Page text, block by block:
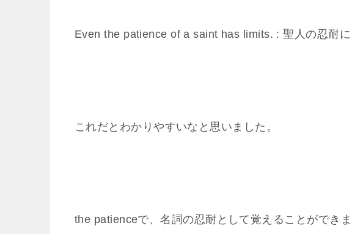
Even the patience of a saint has limits. : 聖人の忍耐
これだとわかりやすいなと思いました。
the patienceで、名詞の忍耐として覚えることができま